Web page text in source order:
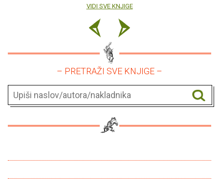
VIDI SVE KNJIGE
– PRETRAŽI SVE KNJIGE –